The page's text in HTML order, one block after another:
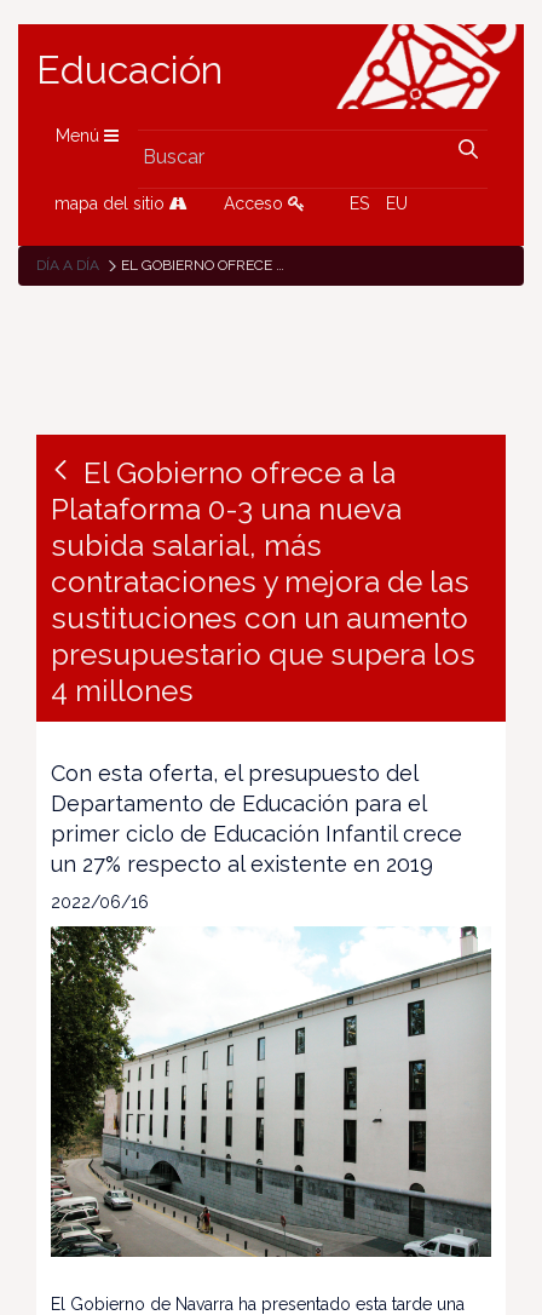
Educación
Menú
mapa del sitio Acceso ES EU
DÍA A DÍA EL GOBIERNO OFRECE A LA PLATAFORMA 0-3 UNA NUEVA SUBIDA SALARIAL, MÁS CONTRATACIONES Y MEJORA DE LAS SUSTITUCIONES CON UN AUMENTO PRESUPUESTARIO QUE SUPERA LOS 4 MILLONES
El Gobierno ofrece a la
Plataforma 0-3 una nueva
subida salarial, más
contrataciones y mejora de las
sustituciones con un aumento
presupuestario que supera los
4 millones
Con esta oferta, el presupuesto del
Departamento de Educación para el
primer ciclo de Educación Infantil crece
un 27% respecto al existente en 2019
2022/06/16
El Gobierno de Navarra ha presentado esta tarde una